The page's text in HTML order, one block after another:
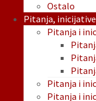
Ostalo
Pitanja,
Pitanja i
Pitanja i
Pitanja i